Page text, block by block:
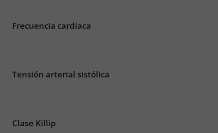
Frecuencia cardiaca
Tensión arterial sistólica
Clase Killip